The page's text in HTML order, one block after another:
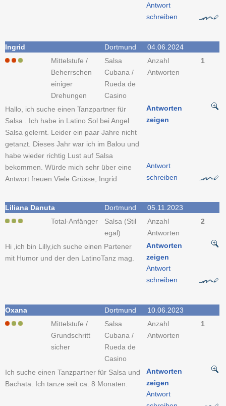
Antwort
schreiben
Ingrid Dortmund
04.06.2024
Mittelstufe /
Beherrschen
einiger
Drehungen
Salsa
Cubana /
Rueda de
Casino
Anzahl
Antworten
1
Hallo, ich suche einen Tanzpartner für
Salsa . Ich habe in Latino Sol bei Angel
Salsa gelernt. Leider ein paar Jahre nicht
getanzt. Dieses Jahr war ich im Balou und
habe wieder richtig Lust auf Salsa
bekommen. Würde mich sehr über eine
Antwort freuen.Viele Grüsse, Ingrid
Antworten
zeigen
Antwort
schreiben
Liliana Danuta Dortmund
05.11.2023
Total-Anfänger
Salsa (Stil
egal)
Anzahl
Antworten
2
Hi ,ich bin Lilly,ich suche einen Partener
mit Humor und der den LatinoTanz mag.
Antworten
zeigen
Antwort
schreiben
Oxana Dortmund
10.06.2023
Mittelstufe /
Grundschritt
sicher
Salsa
Cubana /
Rueda de
Casino
Anzahl
Antworten
1
Ich suche einen Tanzpartner für Salsa und
Bachata. Ich tanze seit ca. 8 Monaten.
Antworten
zeigen
Antwort